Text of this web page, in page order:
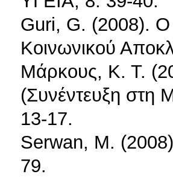
Guri, G. (2008).
Κοινωνικού
Μάρκους, Κ. Τ.
(Συνέντευξη στη
13-17.
Serwan, M.
79.